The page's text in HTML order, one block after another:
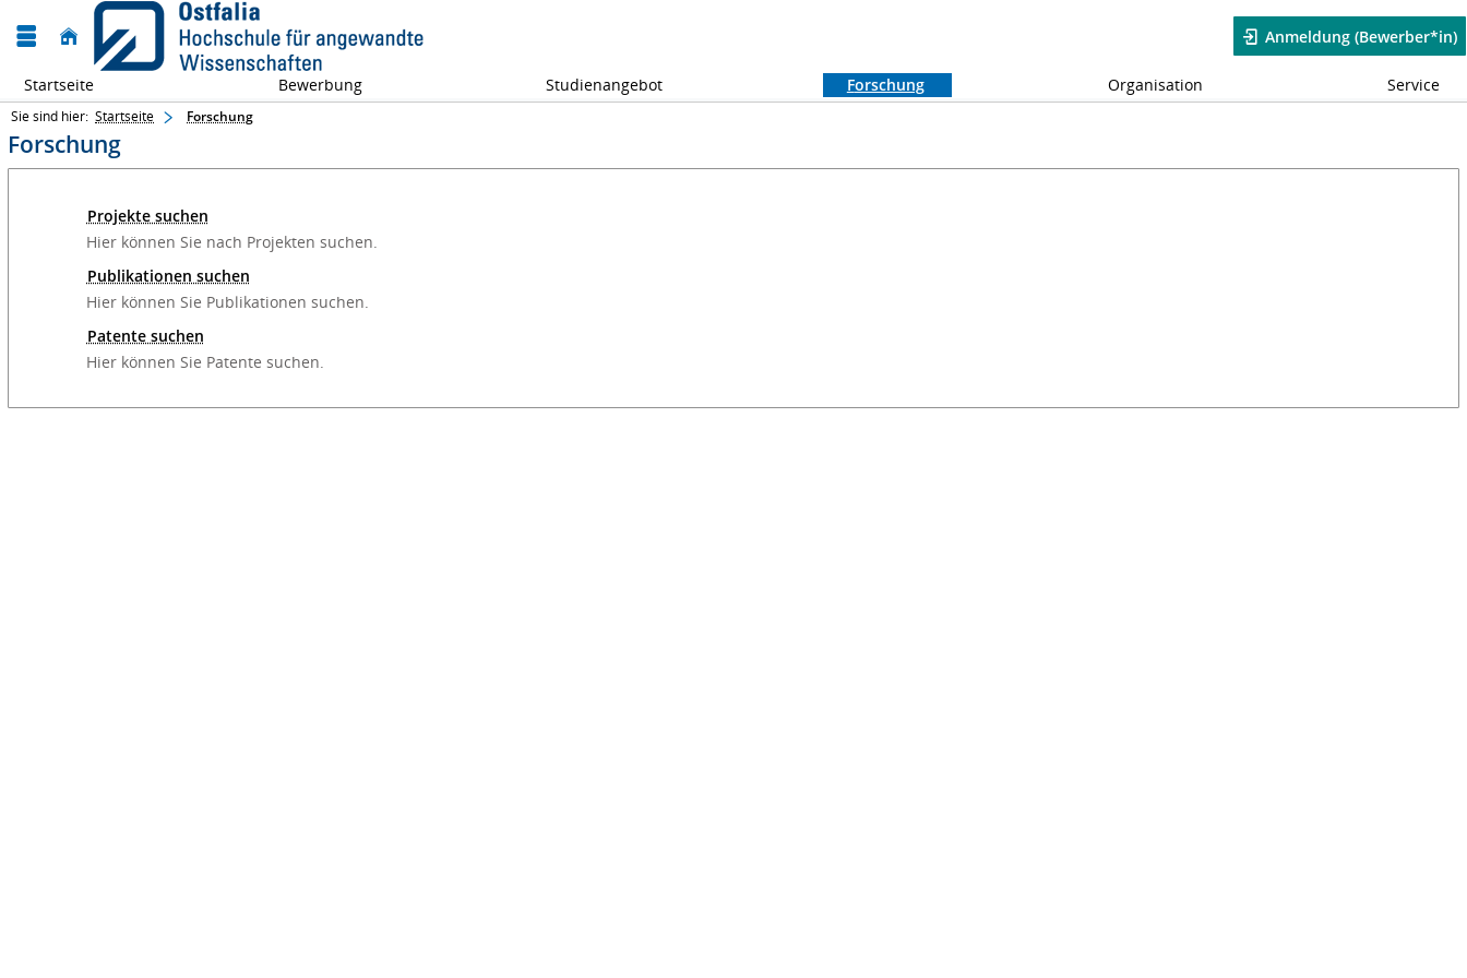
Anmeldung (Bewerber*in)
Startseite Bewerbung Studienangebot Forschung Organisation Service
Sie sind hier: Startseite Forschung
Forschung
Projekte suchen
Hier können Sie nach Projekten suchen.
Publikationen suchen
Hier können Sie Publikationen suchen.
Patente suchen
Hier können Sie Patente suchen.